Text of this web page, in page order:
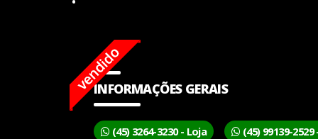
INFORMAÇÕES GERAIS
(45) 3264-3230 - Loja (45) 99139-